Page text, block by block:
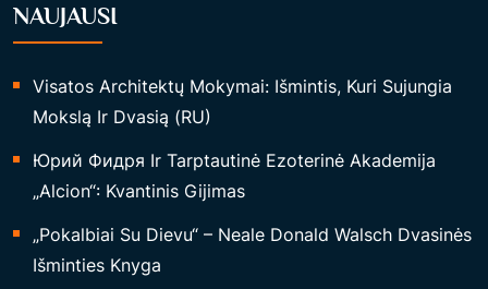
A
E
L
A
NAUJAUSI
Visatos Architektų Mokymai: Išmintis, Kuri Sujungia
Mokslą Ir Dvasią (RU)
Юрий Фидря Ir Tarptautinė Ezoterinė Akademija
„Alcion“: Kvantinis Gijimas
„Pokalbiai Su Dievu“ – Neale Donald Walsch Dvasinės
Išminties Knyga